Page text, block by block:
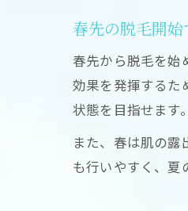
春先の脱毛開
春先から脱毛を始
効果を発揮するた
状態を目指せます。
また、春は肌の
も行いやすく、夏